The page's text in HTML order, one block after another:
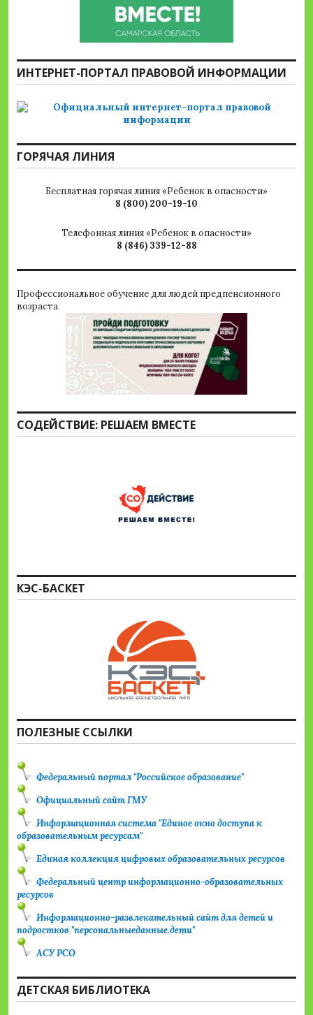
ИНТЕРНЕТ-ПОРТАЛ ПРАВОВОЙ ИНФОРМАЦИИ
ГОРЯЧАЯ ЛИНИЯ
Бесплатная горячая линия «Ребенок в опасности»
8 (800) 200-19-10
Телефонная линия «Ребенок в опасности»
8 (846) 339-12-88
Профессиональное обучение для людей предпенсионного
возраста
СОДЕЙСТВИЕ: РЕШАЕМ ВМЕСТЕ
КЭС-БАСКЕТ
ПОЛЕЗНЫЕ ССЫЛКИ
Федеральный портал "Российское образование"
Официальный сайт ГМУ
Информационная система "Единое окно доступа к
образовательным ресурсам"
Единая коллекция цифровых образовательных ресурсов
Федеральный центр информационно-образовательных
ресурсов
Информационно-развлекательный сайт для детей и
подростков "персональныеданные.дети"
АСУ РСО
ДЕТСКАЯ БИБЛИОТЕКА